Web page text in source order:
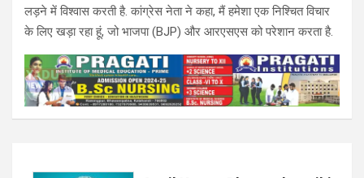
लड़ने में विश्वास करती है. कांग्रेस नेता ने कहा, मैं हमेशा एक निश्चित विचार
के लिए खड़ा रहा हूं, जो भाजपा (BJP) और आरएसएस को परेशान करता है.